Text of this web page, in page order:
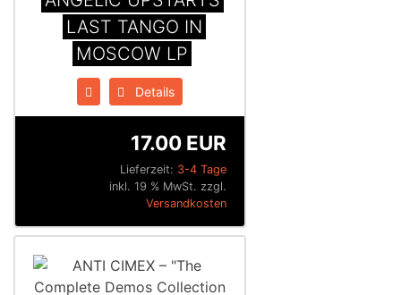
LAST TANGO IN
MOSCOW LP
Details
Lieferzeit: 3-4 Tage
17.00 EUR
inkl. 19 % MwSt. zzgl.
Versandkosten